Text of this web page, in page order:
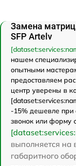
Замена
SFP Artelv
нашем
опытными
предоставляем
центр уверены в
-15% дешевле при
звонок или форму
выполняется на
габаритного